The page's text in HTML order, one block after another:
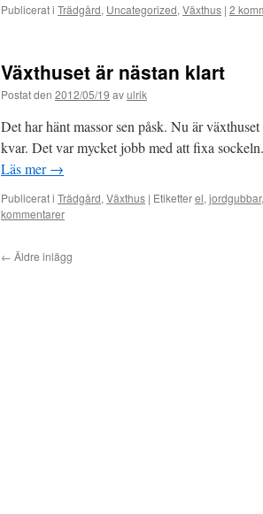
Publicerat i Trädgård, Uncategorized, Växthus | 2
Växthuset är nästan klart
Postat den 2012/05/19 avulrik
Det har hänt massor sen påsk. Nu är
kvar. Det var mycket jobb med att fixa
Läs mer→
Publicerat i Trädgård, Växthus | Etiketterel, jordgubbar,
kommentarer
← Äldre inlägg